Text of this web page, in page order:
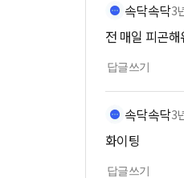
속닥속닥3
전 매일 피곤
답글쓰기
속닥속닥3
화이팅
답글쓰기